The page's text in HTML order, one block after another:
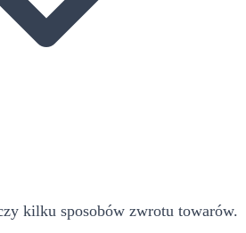
kilku sposobów zwrotu towarów.